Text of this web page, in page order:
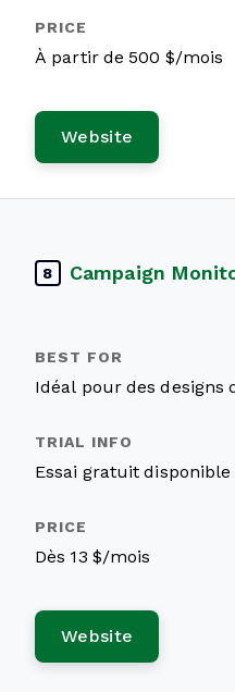
À partir de 500 $/mois
Website
8 Campaign
Idéal pour des designs
Essai gratuit disponible
Dès 13 $/mois
Website